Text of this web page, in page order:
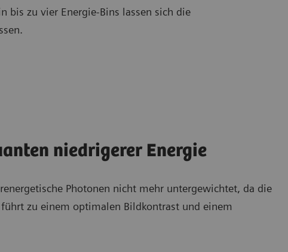
bis zu vier Energie-Bins lassen sich die
niedrigerer Energie
Photonen nicht mehr untergewichtet, da die
zu einem optimalen Bildkontrast und einem